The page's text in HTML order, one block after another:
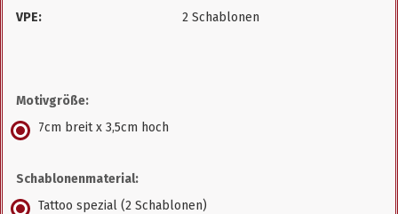
VPE:
2 Schablonen
Motivgröße:
7cm breit x 3,5cm hoch
Schablonenmaterial:
Tattoo spezial (2 Schablonen)